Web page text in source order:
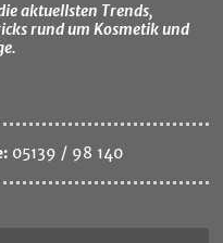
aktuellsten Trends,
rund um Kosmetik und
05139 / 98 140